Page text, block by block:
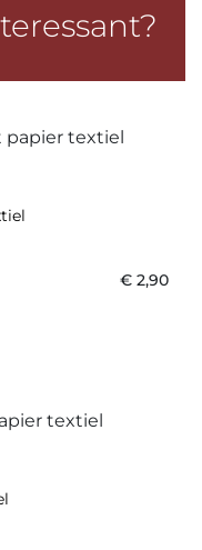
€ 2,90